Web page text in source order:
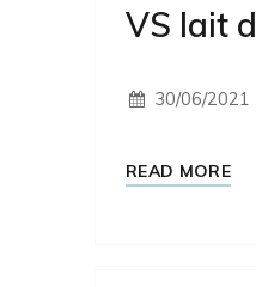
VS lait
30/06/2021
READ MORE